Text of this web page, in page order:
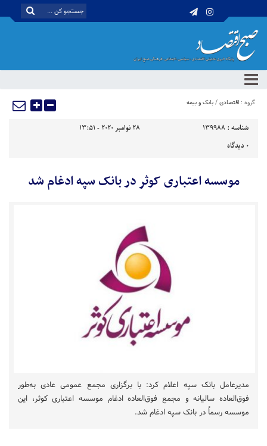
گروه : اقتصادی/بانک و بیمه
شناسه : 139988
28 نوامبر 2020 - 13:51
0 دیدگاه
موسسه اعتباری کوثر در بانک سپه ادغام شد
مدیرعامل بانک سپه اعلام کرد: با برگزاری مجمع عمومی عادی به‌طور
فوق‌العاده سالیانه و مجمع فوق‌العاده ادغام موسسه اعتباری کوثر، این
موسسه رسماً در بانک سپه ادغام شد.